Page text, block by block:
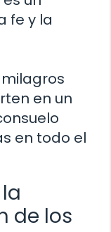
fe y la
en un
en todo el
de los